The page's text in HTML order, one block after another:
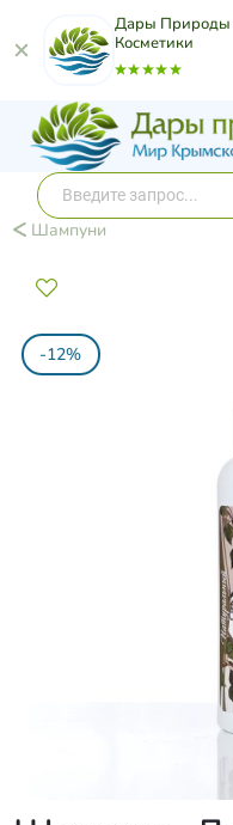
Дары Природы
Косметики
Шампуни
-12%